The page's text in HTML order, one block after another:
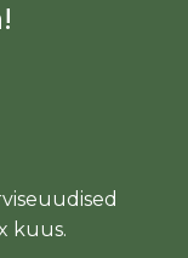
kuus.